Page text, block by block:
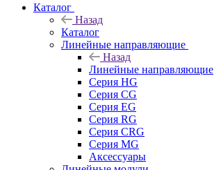
Каталог
Назад
Каталог
Линейные направляющие
Назад
Линейные направляющие
Серия HG
Серия CG
Серия EG
Серия RG
Серия CRG
Серия MG
Аксессуары